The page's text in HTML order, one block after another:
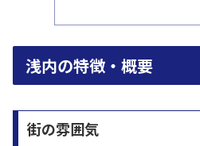
浅内の特徴・概要
街の雰囲気